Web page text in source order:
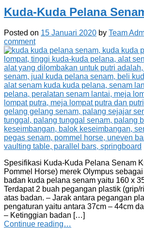
Kuda-Kuda Pelana
Posted on 15 Januari 2020 by Team
comment
Spesifikasi Kuda-Kuda Pelana Senam
Pommel Horse) merek Olympus
badan kuda pelana senam yaitu 160 x
Terdapat 2 buah pegangan plastik (grip/
atas badan. – Jarak antara pegangan
pengaturan yaitu antara 37cm – 44cm
– Ketinggian badan […]
Continue reading…